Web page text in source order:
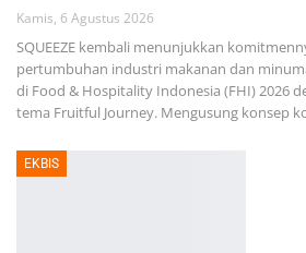
Kamis, 6 Agustus 2026
SQUEEZE kembali menunjukkan
pertumbuhan industri makanan dan
di Food & Hospitality Indonesia (FHI) 2026
tema Fruitful Journey. Mengusung konsep
EKBIS